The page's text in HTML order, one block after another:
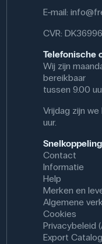
E-mail:
CVR:
Telefonische
Wij zijn
bereikbaar
tussen 9.00
Vrijdag zijn
uur.
Contact
Informatie
Help
Merken en
Algemene
Cookies
Privacybeleid
Export